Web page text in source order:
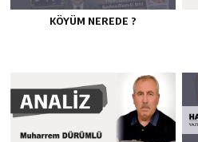
KÖYÜM NEREDE ?